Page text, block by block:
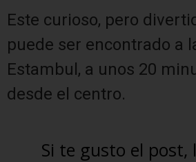
Este curioso, pero
puede ser encontrado a
Estambul, a unos 20
desde el centro.
Si te gusto el post,